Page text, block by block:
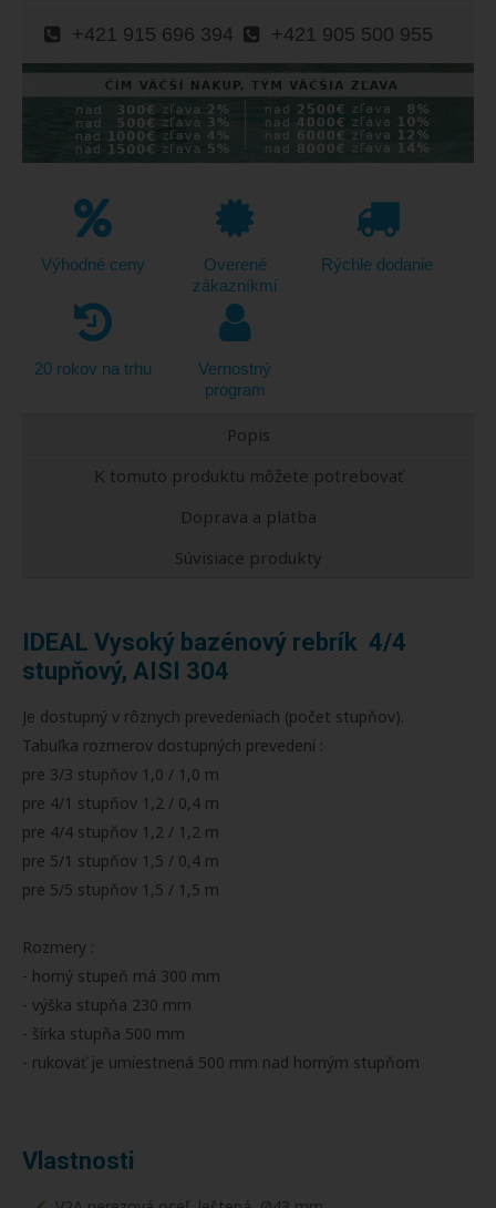
+421 915 696 394 +421 905 500 955
Výhodné ceny
Overené
zákazníkmi
Rýchle dodanie
20 rokov na trhu
Vernostný
program
Popis
K tomuto produktu môžete potrebovať
Doprava a platba
Súvisiace produkty
IDEAL Vysoký bazénový rebrík 4/4
stupňový, AISI 304
Je dostupný v rôznych prevedeniach (počet stupňov).
Tabuľka rozmerov dostupných prevedení :
pre 3/3 stupňov 1,0 / 1,0 m
pre 4/1 stupňov 1,2 / 0,4 m
pre 4/4 stupňov 1,2 / 1,2 m
pre 5/1 stupňov 1,5 / 0,4 m
pre 5/5 stupňov 1,5 / 1,5 m
Rozmery :
- horný stupeň má 300 mm
- výška stupňa 230 mm
- šírka stupňa 500 mm
- rukoväť je umiestnená 500 mm nad horným stupňom
Vlastnosti